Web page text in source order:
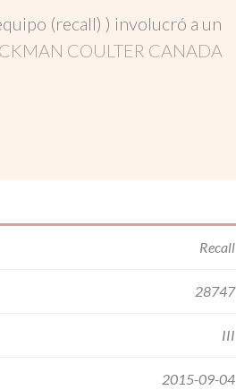
(recall) ) involucró a un
COULTER CANADA
Recall
28747
III
2015-09-04